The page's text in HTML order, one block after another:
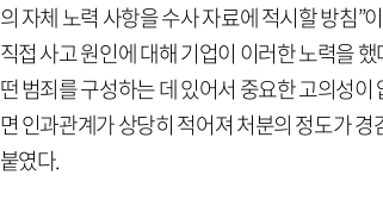
의 자체 노력 사항을 수사 자료에 적시할 방침”
직접 사고 원인에 대해 기업이 이러한 노력을
떤 범죄를 구성하는 데 있어서 중요한 고의성
면 인과관계가 상당히 적어져 처분의 정도가
붙였다.